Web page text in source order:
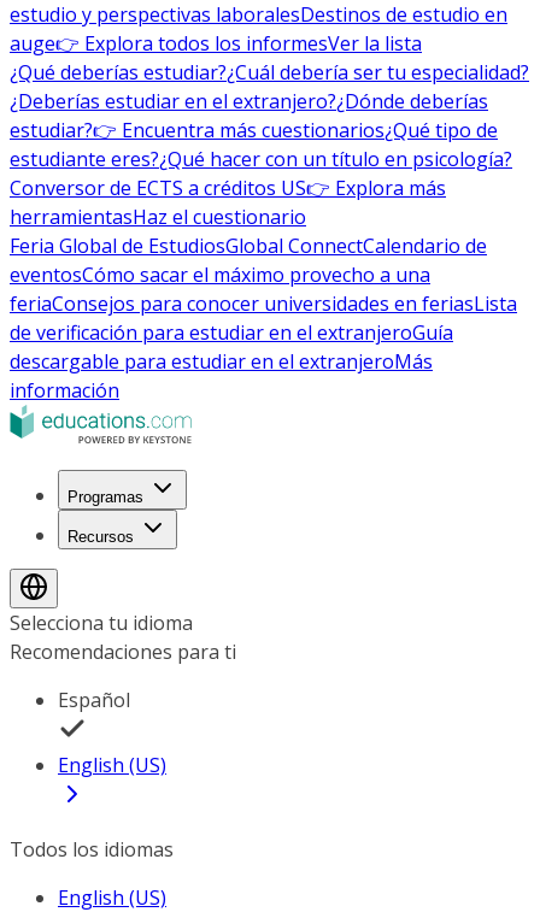
estudio y perspectivas laboralesDestinos de estudio en
auge👉 Explora todos los informesVer la lista
¿Qué deberías estudiar?¿Cuál debería ser tu especialidad?
¿Deberías estudiar en el extranjero?¿Dónde deberías
estudiar?👉 Encuentra más cuestionarios¿Qué tipo de
estudiante eres?¿Qué hacer con un título en psicología?
Conversor de ECTS a créditos US👉 Explora más
herramientasHaz el cuestionario
Feria Global de EstudiosGlobal ConnectCalendario de
eventosCómo sacar el máximo provecho a una
feriaConsejos para conocer universidades en feriasLista
de verificación para estudiar en el extranjeroGuía
descargable para estudiar en el extranjeroMás
información
Programas
Recursos
Selecciona tu idioma
Recomendaciones para ti
Español
English (US)
Todos los idiomas
English (US)